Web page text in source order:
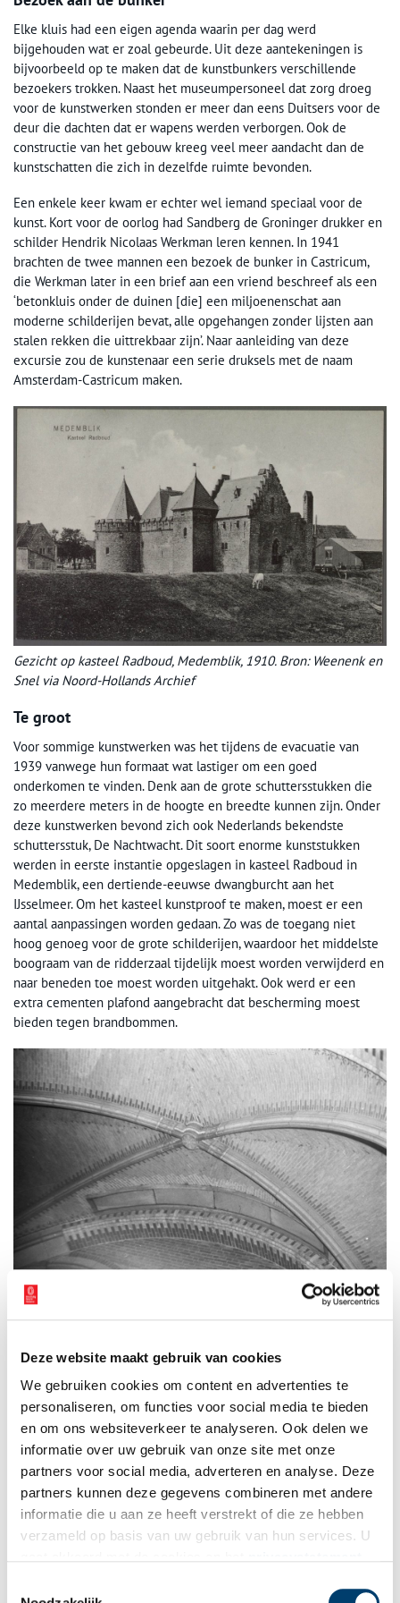
Deze website maakt gebruik van cookies
We gebruiken cookies om content en advertenties te
personaliseren, om functies voor social media te bieden
en om ons websiteverkeer te analyseren. Ook delen we
informatie over uw gebruik van onze site met onze
partners voor social media, adverteren en analyse. Deze
partners kunnen deze gegevens combineren met andere
informatie die u aan ze heeft verstrekt of die ze hebben
verzameld op basis van uw gebruik van hun services. U
Elke kluis had een eigen agenda waarin per dag werd
bijgehouden wat er zoal gebeurde. Uit deze aantekeningen is
bijvoorbeeld op te maken dat de kunstbunkers verschillende
bezoekers trokken. Naast het museumpersoneel dat zorg droeg
voor de kunstwerken stonden er meer dan eens Duitsers voor de
deur die dachten dat er wapens werden verborgen. Ook de
constructie van het gebouw kreeg veel meer aandacht dan de
kunstschatten die zich in dezelfde ruimte bevonden.
Een enkele keer kwam er echter wel iemand speciaal voor de
kunst. Kort voor de oorlog had Sandberg de Groninger drukker en
schilder Hendrik Nicolaas Werkman leren kennen. In 1941
brachten de twee mannen een bezoek de bunker in Castricum,
die Werkman later in een brief aan een vriend beschreef als een
‘betonkluis onder de duinen [die] een miljoenenschat aan
moderne schilderijen bevat, alle opgehangen zonder lijsten aan
stalen rekken die uittrekbaar zijn’. Naar aanleiding van deze
excursie zou de kunstenaar een serie druksels met de naam
Amsterdam-Castricum maken.
Gezicht op kasteel Radboud, Medemblik, 1910. Bron: Weenenk en
Snel via Noord-Hollands Archief
Te groot
Voor sommige kunstwerken was het tijdens de evacuatie van
1939 vanwege hun formaat wat lastiger om een goed
onderkomen te vinden. Denk aan de grote schuttersstukken die
zo meerdere meters in de hoogte en breedte kunnen zijn. Onder
deze kunstwerken bevond zich ook Nederlands bekendste
schuttersstuk, De Nachtwacht. Dit soort enorme kunststukken
werden in eerste instantie opgeslagen in kasteel Radboud in
Medemblik, een dertiende-eeuwse dwangburcht aan het
IJsselmeer. Om het kasteel kunstproof te maken, moest er een
aantal aanpassingen worden gedaan. Zo was de toegang niet
hoog genoeg voor de grote schilderijen, waardoor het middelste
boograam van de ridderzaal tijdelijk moest worden verwijderd en
naar beneden toe moest worden uitgehakt. Ook werd er een
extra cementen plafond aangebracht dat bescherming moest
bieden tegen brandbommen.
Gleuf in het gewelf van een zaal in het Rijksmuseum waardoor de
Nachtwacht werd verwijderd tijdens de Duitse inval in Nederland,
oktober 1945. Beeld: Charles Breijer, Anefo, Nationaal Archief
Op reis
Ondanks al deze voorzorgsmaatregelen bleef iedereen op zijn
mei een Nederlandse mijnenveger bij het kasteel verscheen. Het